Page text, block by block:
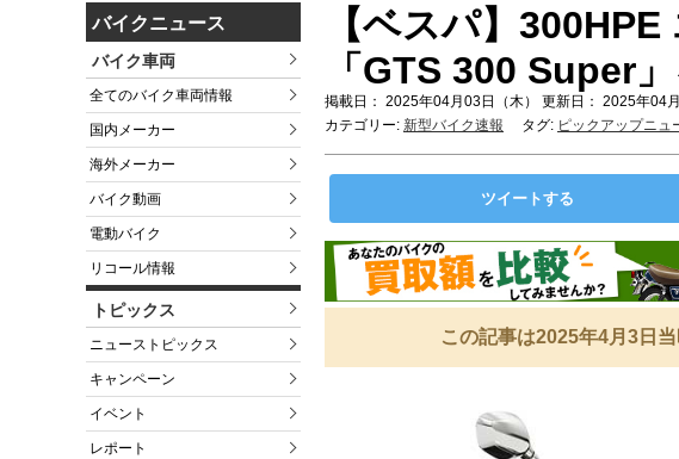
バイクニュース
バイク車両
全てのバイク車両情報
国内メーカー
海外メーカー
バイク動画
電動バイク
リコール情報
トピックス
ニューストピックス
キャンペーン
イベント
レポート
【ベスパ】
「GTS 300 Super
掲載日： 2025年04月03日（木） 更新日： 2025年04月
カテゴリー: 新型バイク速報 タグ: ピックアップニュ
ツイートする
この記事は2025年4月3日